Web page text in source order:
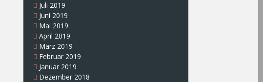
Juli 2019
Juni 2019
Mai 2019
April 2019
März 2019
Februar 2019
Januar 2019
Dezember 2018